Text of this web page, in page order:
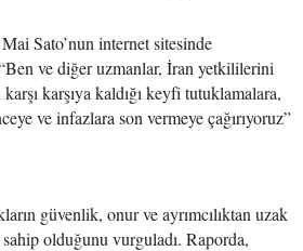
Sato’nun internet sitesinde
ve diğer uzmanlar, İran yetkililerini
karşıya kaldığı keyfi tutuklamalara,
ve infazlara son vermeye çağırıyoruz”
güvenlik, onur ve ayrımcılıktan uzak
olduğunu vurguladı. Raporda,